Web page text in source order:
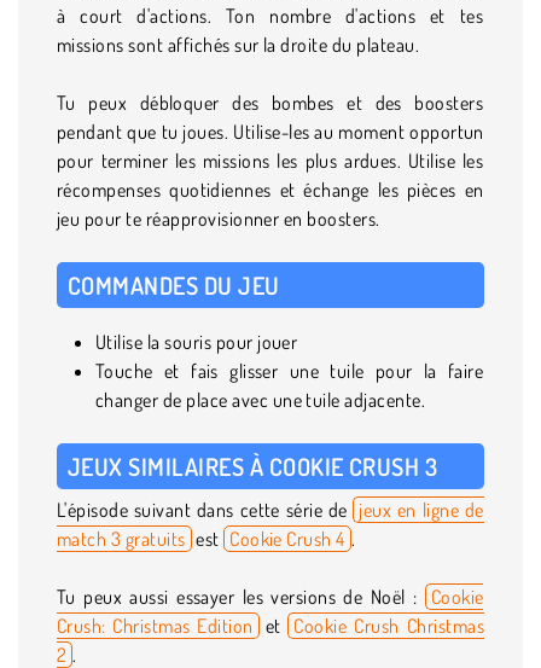
à court d'actions. Ton nombre d'actions et tes
missions sont affichés sur la droite du plateau.
Tu peux débloquer des bombes et des boosters
pendant que tu joues. Utilise-les au moment opportun
pour terminer les missions les plus ardues. Utilise les
récompenses quotidiennes et échange les pièces en
jeu pour te réapprovisionner en boosters.
COMMANDES DU JEU
Utilise la souris pour jouer
Touche et fais glisser une tuile pour la faire
changer de place avec une tuile adjacente.
JEUX SIMILAIRES À COOKIE CRUSH 3
L'épisode suivant dans cette série de jeux en ligne de
match 3 gratuits est Cookie Crush 4 .
Tu peux aussi essayer les versions de Noël :
Cookie
Crush: Christmas Edition et Cookie Crush Christmas
2 .